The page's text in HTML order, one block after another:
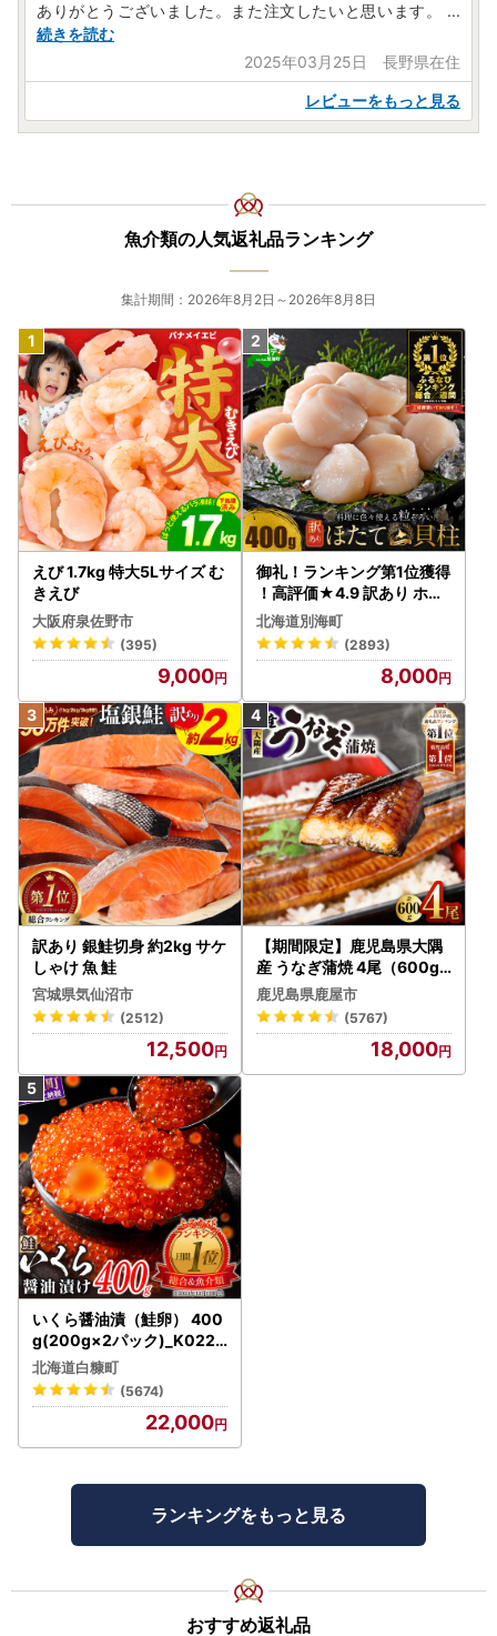
ありがとうございました。また注文したいと思います。 ...
続きを読む
2025年03月25日 長野県在住
レビューをもっと見る
魚介類の人気返礼品ランキング
集計期間：2026年8月2日～2026年8月8日
えび 1.7kg 特大5Lサイズ む
きえび
大阪府泉佐野市
(395)
9,000
御礼！ランキング第1位獲得
！高評価★4.9 訳あり ホタ
テ 400g（ほたて 帆立 貝柱
冷凍 ）
北海道別海町
(2893)
8,000
訳あり 銀鮭切身 約2kg サケ
しゃけ 魚 鮭
宮城県気仙沼市
(2512)
12,500
【期間限定】鹿児島県大隅
産 うなぎ蒲焼 4尾（600g
） KN007-004-04-cp18
うなぎ 鰻 魚 惣菜 総菜
鹿児島県鹿屋市
(5767)
18,000
いくら醤油漬（鮭卵） 400
g(200g×2パック)_K022-
1676
北海道白糠町
(5674)
22,000
ランキングをもっと見る
おすすめ返礼品